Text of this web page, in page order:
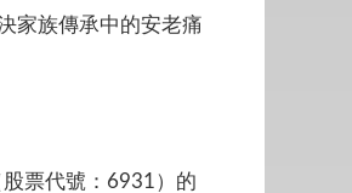
家族傳承中的安老痛
票代號：6931）的